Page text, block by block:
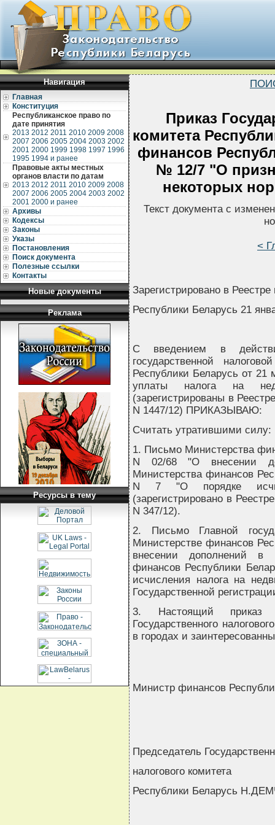
Навигация
Главная
Конституция
Республиканское право по
дате принятия
2013 2012 2011 2010 2009 2008
2007 2006 2005 2004 2003 2002
2001 2000 1999 1998 1997 1996
1995 1994 и ранее
Правовые акты местных
органов власти по датам
2013 2012 2011 2010 2009 2008
2007 2006 2005 2004 2003 2002
2001 2000 и ранее
Архивы
Кодексы
Законы
Указы
Постановления
Поиск документа
Полезные ссылки
Контакты
Новые документы
Реклама
Ресурсы в тему
Приказ
комитета
финансов
№ 12/7 "О
некоторых
Текст документа с
<
Зарегистрировано в
Республики Беларусь 21
С введением в
государственной
Республики Беларусь от 21
уплаты налога на
(зарегистрированы в
N 1447/12) ПРИКАЗЫВАЮ:
Считать утратившими силу:
1. Письмо Министерства
N 02/68 "О внесении
Министерства финансов
N 7 "О порядке
(зарегистрировано в
N 347/12).
2. Письмо Главной
Министерстве финансов
внесении дополнений в
финансов Республики
исчисления налога на
Государственной
3. Настоящий приказ
Государственного
в городах и
Министр финансов
Председатель
налогового комитета
Республики Беларусь